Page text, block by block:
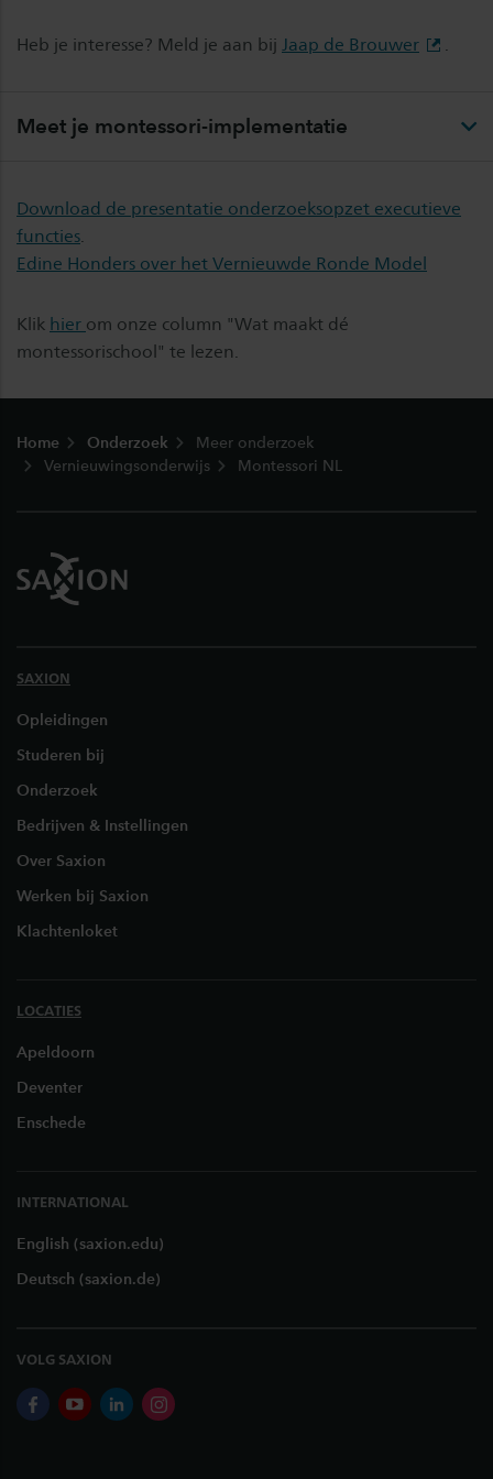
Heb je interesse? Meld je aan bij Jaap de Brouwer .
Meet je montessori-implementatie
Download de presentatie onderzoeksopzet executieve
functies.
Edine Honders over het Vernieuwde Ronde Model
Klik hier om onze column "Wat maakt dé
montessorischool" te lezen.
Home Onderzoek
Meer onderzoek
Vernieuwingsonderwijs
Montessori NL
SAXION
Opleidingen
Studeren bij
Onderzoek
Bedrijven & Instellingen
Over Saxion
Werken bij Saxion
Klachtenloket
LOCATIES
Apeldoorn
Deventer
Enschede
INTERNATIONAL
English (saxion.edu)
Deutsch (saxion.de)
VOLG SAXION
facebookyoutubelinkedininstagram